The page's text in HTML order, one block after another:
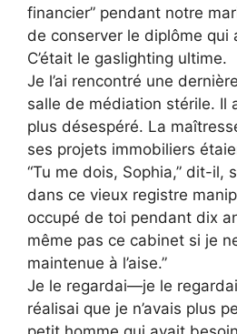
financier” pendant notre
de conserver le diplôme qui
C’était le gaslighting ultime.
Je l’ai rencontré une
salle de médiation stérile. Il
plus désespéré. La
ses projets immobiliers
“Tu me dois, Sophia,” dit-il,
dans ce vieux registre
occupé de toi pendant dix
même pas ce cabinet si je
maintenue à l’aise.”
Je le regardai—je le
réalisai que je n’avais plus